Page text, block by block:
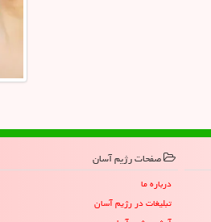
صفحات رژیم آسان
درباره ما
تبلیغات در رژیم آسان